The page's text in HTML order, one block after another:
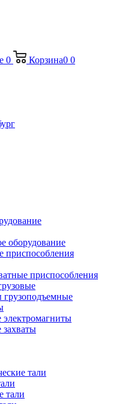
0 Корзина0 0
оборудование
приспособления
приспособления
грузоподъемные
электромагниты
захваты
тали
тали